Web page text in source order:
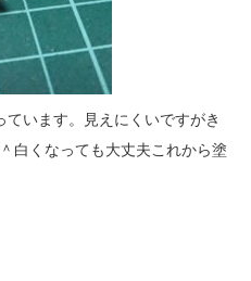
います。見えにくいですがき
白くなっても大丈夫これから塗